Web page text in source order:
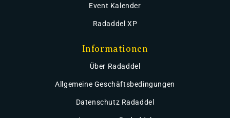
Event Kalender
Radaddel XP
Informationen
Über Radaddel
Allgemeine Geschäftsbedingungen
Datenschutz Radaddel